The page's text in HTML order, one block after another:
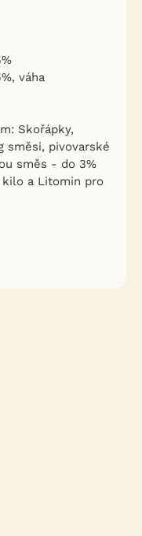
váha
Skořápky,
směsi, pivovarské
směs - do 3%
a Litomin pro